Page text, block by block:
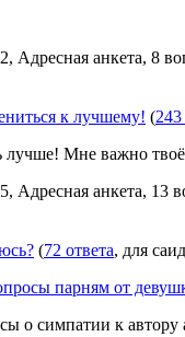
Адресная анкета, 8
к лучшему! (243
лучше! Мне важно
Адресная анкета, 13
(72 ответа, для
парням от
о симпатии к автору